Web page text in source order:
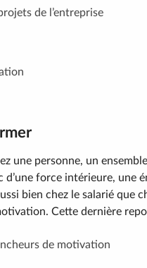
de l’entreprise
une personne, un
d’une force intérieure, une
bien chez le salarié que
Cette dernière
de motivation